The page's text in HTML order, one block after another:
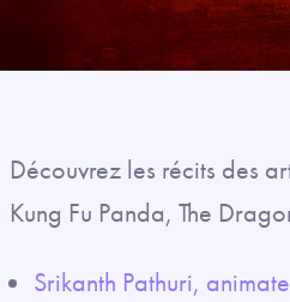
Découvrez les récits des
Kung Fu Panda, The
Srikanth Pathuri,